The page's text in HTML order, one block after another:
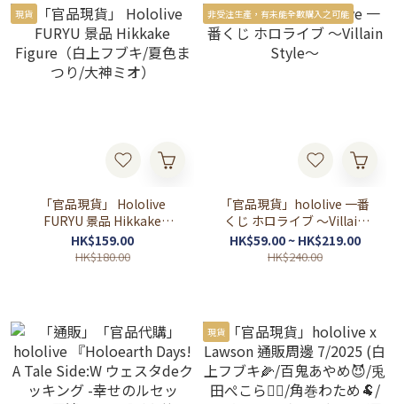
現貨
「官品現貨」 Hololive
FURYU 景品 Hikkake
Figure（白上フブキ/夏色ま
つり/大神ミオ）
HK$159.00
HK$180.00
非受注生產，有未能全數購入之可能
「官品現貨」hololive 一番
くじ ホロライブ ～Villain
Style～
HK$59.00 ~ HK$219.00
HK$240.00
現貨